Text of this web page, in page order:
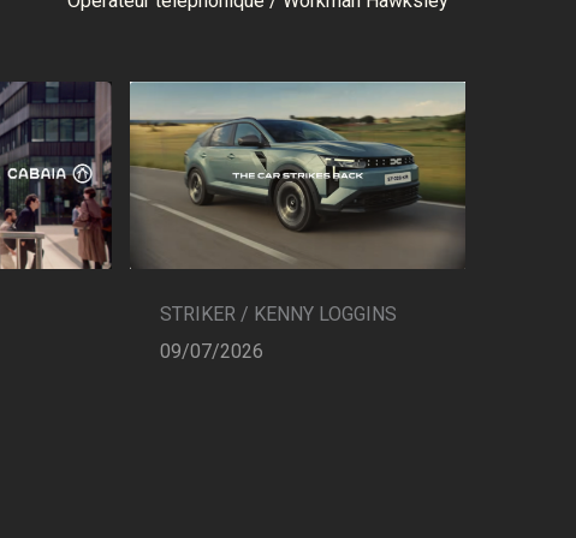
STRIKER / KENNY LOGGINS
09/07/2026